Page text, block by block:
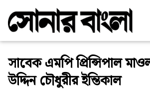
সাবেক এমপি প্রিন্সিপাল
উদ্দিন চৌধুরীর ইন্তিকাল